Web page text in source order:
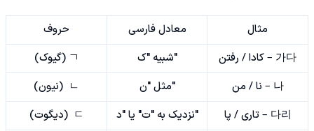
مثال معادل فارسی
حروف
가다 – کادا / رفتن
"شبیه "ک
ㄱ (گیوک)
나 – نا / من
"مثل "ن
ㄴ (نیون)
다리 – تاری / پا
"نزدیک به "ت" یا "د
ㄷ (دیگوت)